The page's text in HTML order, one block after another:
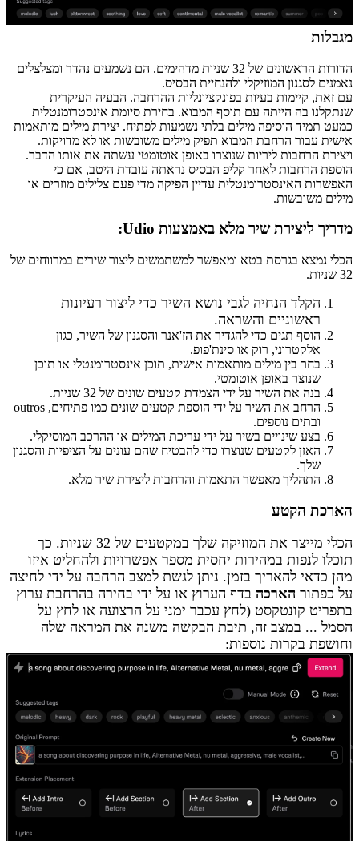
מגבלות
הדורות הראשונים של 32 שניות מדהימים. הם נשמעים נהדר ומצלצלים
נאמנים לסגנון המוזיקלי ולהנחיית הבסיס.
עם זאת, קיימות בעיות בפונקציונליות ההרחבה. הבעיה העיקרית
שנתקלנו בה הייתה עם תוסף המבוא. בחירת סיומת אינסטרומנטלית
כמעט תמיד הוסיפה מילים בלתי נשמעות לפתיח. יצירת מילים מותאמות
אישית עבור הרחבת המבוא תפיק מילים משובשות או לא מדויקות.
ויצירת הרחבות ליריות שנוצרו באופן אוטומטי עשתה את אותו הדבר.
הוספת הרחבות לאחר קליפ הבסיס נראתה עובדת היטב, אם כי
האפשרות האינסטרומנטלית עדיין הפיקה מדי פעם צלילים מוזרים או
מילים משובשות.
מדריך ליצירת שיר מלא באמצעות Udio
:
הכלי נמצא בגרסת בטא ומאפשר למשתמשים ליצור שירים במרווחים של
32 שניות.
הקלד הנחיה לגבי נושא השיר כדי ליצור רעיונות
ראשוניים והשראה.
הוסף תגים כדי להגדיר את הז'אנר והסגנון של השיר, כגון
אלקטרוני, רוק או סינת'פופ.
בחר בין מילים מותאמות אישית, תוכן אינסטרומנטלי או תוכן
שנוצר באופן אוטומטי.
בנה את השיר על ידי הצמדת קטעים שונים של 32 שניות.
הרחב את השיר על ידי הוספת קטעים שונים כמו פתיחים, outros
ובתים נוספים.
בצע שינויים בשיר על ידי עריכת המילים או ההרכב המוסיקלי.
האזן לקטעים שנוצרו כדי להבטיח שהם עונים על הציפיות והסגנון
שלך.
התהליך מאפשר התאמות והרחבות ליצירת שיר מלא.
הארכת הקטע
הכלי מייצר את המוזיקה שלך במקטעים של 32 שניות. כך
תוכלו לנפות במהירות יחסית מספר אפשרויות ולהחליט איזו
מהן כדאי להאריך בזמן. ניתן לגשת למצב הרחבה על ידי לחיצה
על כפתור הארכה בדף הערוץ או על ידי בחירה בהרחבת ערוץ
בתפריט קונטקסט (לחץ עכבר ימני על הרצועה או לחץ על
הסמל ... במצב זה, תיבת הבקשה משנה את המראה שלה
וחושפת בקרות נוספות: